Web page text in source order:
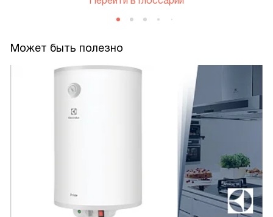
Может быть полезно